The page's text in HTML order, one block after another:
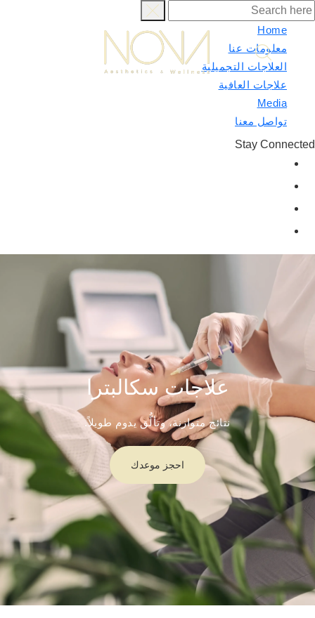
Home
معلومات عنا
العلاجات التجميلية
علاجات العافية
Media
تواصل معنا
Stay Connected
علاجات سكالبترا
نتائج متوازنة، وتألُّق يدوم طويلاً.
احجز موعدك